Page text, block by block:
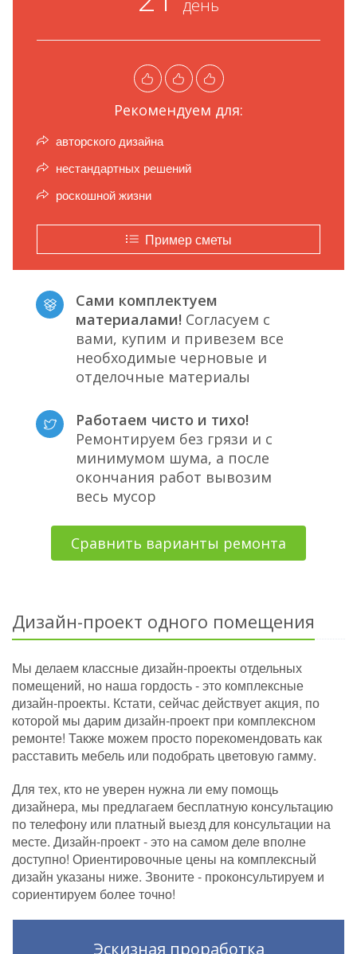
день
Рекомендуем для:
авторского дизайна
нестандартных решений
роскошной жизни
Пример сметы
Сами комплектуем
материалами! Согласуем с
вами, купим и привезем все
необходимые черновые и
отделочные материалы
Работаем чисто и тихо!
Ремонтируем без грязи и с
минимумом шума, а после
окончания работ вывозим
весь мусор
Сравнить варианты ремонта
Дизайн-проект одного помещения
Мы делаем классные дизайн-проекты отдельных
помещений, но наша гордость - это комплексные
дизайн-проекты. Кстати, сейчас действует акция, по
которой мы дарим дизайн-проект при комплексном
ремонте! Также можем просто порекомендовать как
расставить мебель или подобрать цветовую гамму.
Для тех, кто не уверен нужна ли ему помощь
дизайнера, мы предлагаем бесплатную консультацию
по телефону или платный выезд для консультации на
месте. Дизайн-проект - это на самом деле вполне
доступно! Ориентировочные цены на комплексный
дизайн указаны ниже. Звоните - проконсультируем и
сориентируем более точно!
Эскизная проработка